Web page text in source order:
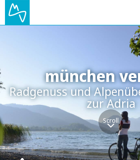
münchen
Radgenuss und
zur Adria
Scroll